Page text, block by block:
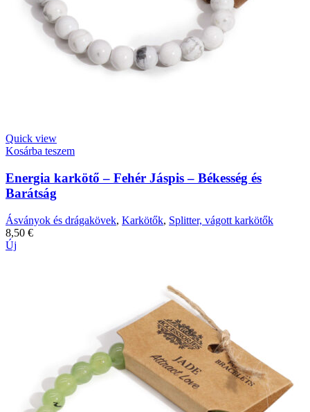
Quick view
Kosárba teszem
Energia karkötő – Fehér Jáspis – Békesség és
Barátság
Ásványok és drágakövek, Karkötők, Splitter, vágott karkötők
8,50 €
Új